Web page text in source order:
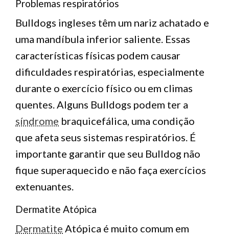
Problemas respiratórios
Bulldogs ingleses têm um nariz achatado e
uma mandíbula inferior saliente. Essas
características físicas podem causar
dificuldades respiratórias, especialmente
durante o exercício físico ou em climas
quentes. Alguns Bulldogs podem ter a
síndrome braquicefálica, uma condição
que afeta seus sistemas respiratórios. É
importante garantir que seu Bulldog não
fique superaquecido e não faça exercícios
extenuantes.
Dermatite Atópica
Dermatite Atópica é muito comum em